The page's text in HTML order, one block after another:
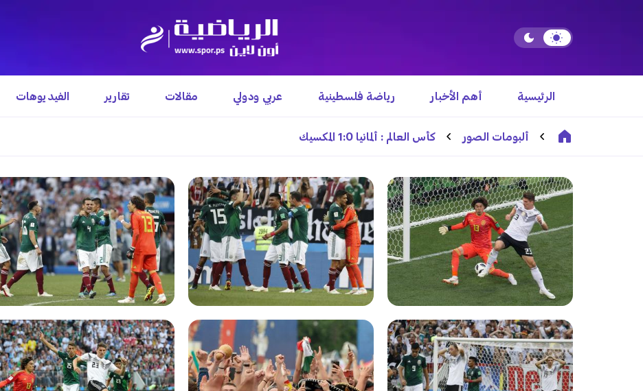
الرئيسية أهم الأخبار رياضة فلسطينية عربي ودولي مقالات تقارير الفيديوهات
ألبومات الصور كأس العالم : ألمانيا 1:0 المكسيك